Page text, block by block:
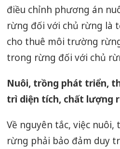
điều chỉnh phương án
rừng đối với chủ rừng là
cho thuê môi trường
trong rừng đối với chủ
Nuôi, trồng phát triển,
trì diện tích, chất lượng
Về nguyên tắc, việc
rừng phải bảo đảm duy